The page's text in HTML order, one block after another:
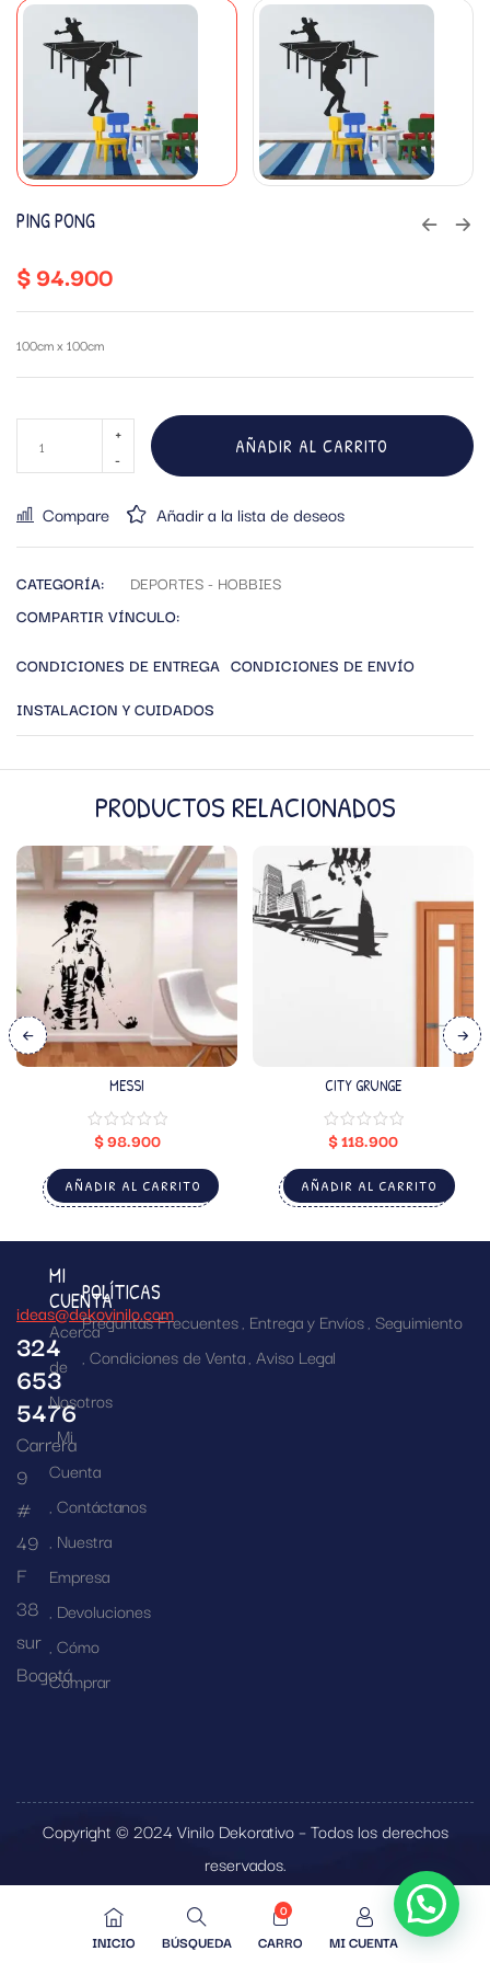
PING PONG
$94.900
100cm x 100cm
AÑADIR AL CARRITO
Compare Añadir a la lista de deseos
CATEGORÍA:
DEPORTES - HOBBIES
COMPARTIR VÍNCULO:
CONDICIONES DE ENTREGA CONDICIONES DE ENVÍO
INSTALACION Y CUIDADOS
PRODUCTOS RELACIONADOS
MESSI
$98.900
AÑADIR AL CARRITO
CITY GRUNGE
$118.900
AÑADIR AL CARRITO
ideas@dekovinilo.com
324
653
5476
Carrera
9
#
49
F
38
sur
Bogotá
MI
CUENTA
Acerca
de
Nosotros
Mi
Cuenta
Contáctanos
Nuestra
Empresa
Devoluciones
Cómo
Comprar
POLÍTICAS
Preguntas Frecuentes Entrega y Envíos Seguimiento
Condiciones de Venta Aviso Legal
Copyright © 2024 Vinilo Dekorativo – Todos los derechos
reservados.
INICIO BÚSQUEDA
0
CARRO MI CUENTA